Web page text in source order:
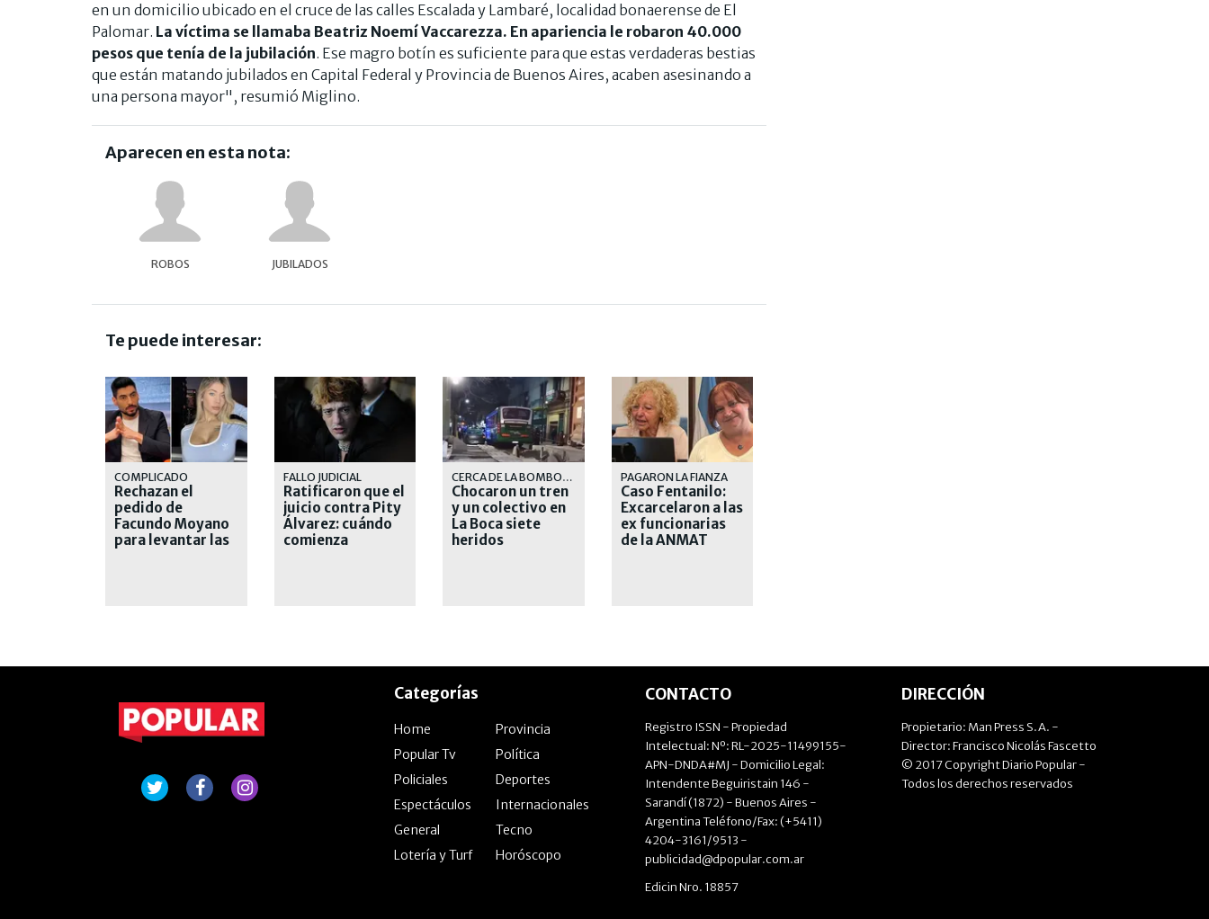
en un domicilio ubicado en el cruce de las calles Escalada y Lambaré, localidad bonaerense de El
Palomar. La víctima se llamaba Beatriz Noemí Vaccarezza. En apariencia le robaron 40.000
pesos que tenía de la jubilación. Ese magro botín es suficiente para que estas verdaderas bestias
que están matando jubilados en Capital Federal y Provincia de Buenos Aires, acaben asesinando a
una persona mayor", resumió Miglino.
Aparecen en esta nota:
ROBOS JUBILADOS
Te puede interesar:
COMPLICADO
Rechazan el
pedido de
Facundo Moyano
para levantar las
FALLO JUDICIAL
Ratificaron que el
juicio contra Pity
Álvarez: cuándo
comienza
CERCA DE LA BOMBONERA
Chocaron un tren
y un colectivo en
La Boca siete
heridos
PAGARON LA FIANZA
Caso Fentanilo:
Excarcelaron a las
ex funcionarias
de la ANMAT
Categorías
Home
Provincia
Popular Tv
Política
Policiales
Deportes
Espectáculos
Internacionales
General
Tecno
Lotería y Turf
Horóscopo
CONTACTO
Registro ISSN - Propiedad
Intelectual: Nº: RL-2025-11499155-
APN-DNDA#MJ - Domicilio Legal:
Intendente Beguiristain 146 -
Sarandí (1872) - Buenos Aires -
Argentina Teléfono/Fax: (+5411)
4204-3161/9513 -
publicidad@dpopular.com.ar
Edicin Nro. 18857
DIRECCIÓN
Propietario: Man Press S.A. -
Director: Francisco Nicolás Fascetto
© 2017 Copyright Diario Popular -
Todos los derechos reservados